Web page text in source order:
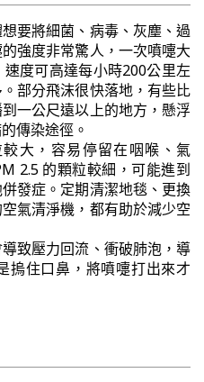
要將細菌、病毒、灰塵、過
強度非常驚人，一次噴嚏大
度可高達每小時200公里左
部分飛沫很快落地，有些比
一公尺遠以上的地方，懸浮
傳染途徑。
大，容易停留在咽喉、氣
2.5 的顆粒較細，可能進到
發症。定期清潔地毯、更換
氣清淨機，都有助於減少空
致壓力回流、衝破肺泡，導
摀住口鼻，將噴嚏打出來才